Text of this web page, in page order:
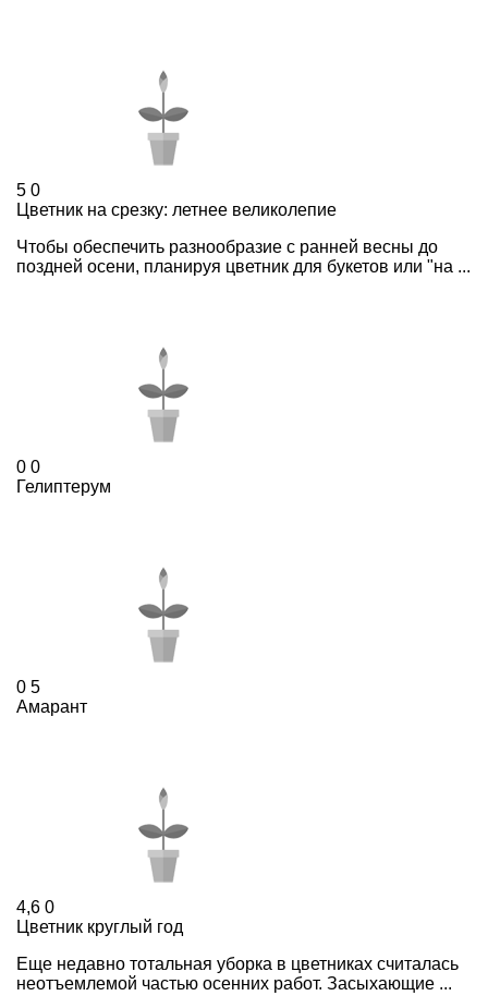
5 0
Цветник на срезку: летнее великолепие
Чтобы обеспечить разнообразие с ранней весны до
поздней осени, планируя цветник для букетов или "на ...
0 0
Гелиптерум
0 5
Амарант
4,6 0
Цветник круглый год
Еще недавно тотальная уборка в цветниках считалась
неотъемлемой частью осенних работ. Засыхающие ...